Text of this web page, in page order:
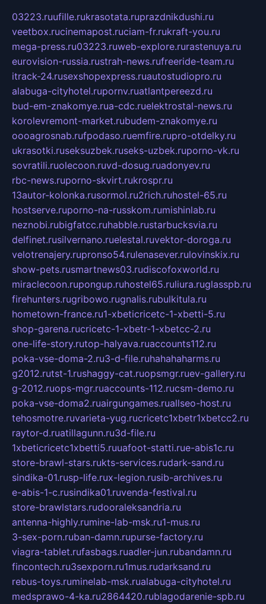
03223.ruufille.rukrasotata.ruprazdnikdushi.ru
veetbox.rucinemapost.ruciam-fr.rukraft-you.ru
mega-press.ru03223.ruweb-explore.rurastenuya.ru
eurovision-russia.rustrah-news.rufreeride-team.ru
itrack-24.rusexshopexpress.ruautostudiopro.ru
alabuga-cityhotel.rupornv.ruatlantpereezd.ru
bud-em-znakomye.rua-cdc.ruelektrostal-news.ru
korolevremont-market.rubudem-znakomye.ru
oooagrosnab.rufpodaso.ruemfire.rupro-otdelky.ru
ukrasotki.ruseksuzbek.ruseks-uzbek.ruporno-vk.ru
sovratili.ruolecoon.ruvd-dosug.ruadonyev.ru
rbc-news.ruporno-skvirt.rukrospr.ru
13autor-kolonka.rusormol.ru2rich.ruhostel-65.ru
hostserve.ruporno-na-russkom.rumishinlab.ru
neznobi.rubigfatcc.ruhabble.rustarbucksvia.ru
delfinet.rusilvernano.ruelestal.ruvektor-doroga.ru
velotrenajery.rupronso54.rulenasever.rulovinskix.ru
show-pets.rusmartnews03.rudiscofoxworld.ru
miraclecoon.rupongup.ruhostel65.ruliura.ruglasspb.ru
firehunters.rugribowo.rugnalis.rubulkitula.ru
hometown-france.ru1-xbeticricetc-1-xbetti-5.ru
shop-garena.rucricetc-1-xbetr-1-xbetcc-2.ru
one-life-story.rutop-halyava.ruaccounts112.ru
poka-vse-doma-2.ru3-d-file.ruhahahaharms.ru
g2012.rutst-1.rushaggy-cat.ruopsmgr.ruev-gallery.ru
g-2012.ruops-mgr.ruaccounts-112.rucsm-demo.ru
poka-vse-doma2.ruairgungames.ruallseo-host.ru
tehosmotre.ruvarieta-yug.rucricetc1xbetr1xbetcc2.ru
raytor-d.ruatillagunn.ru3d-file.ru
1xbeticricetc1xbetti5.ruuafoot-statti.rue-abis1c.ru
store-brawl-stars.rukts-services.rudark-sand.ru
sindika-01.rusp-life.rux-legion.rusib-archives.ru
e-abis-1-c.rusindika01.ruvenda-festival.ru
store-brawlstars.rudooraleksandria.ru
antenna-highly.rumine-lab-msk.ru1-mus.ru
3-sex-porn.ruban-damn.rupurse-factory.ru
viagra-tablet.rufasbags.ruadler-jun.rubandamn.ru
fincontech.ru3sexporn.ru1mus.rudarksand.ru
rebus-toys.ruminelab-msk.rualabuga-cityhotel.ru
medsprawo-4-ka.ru2864420.rublagodarenie-spb.ru